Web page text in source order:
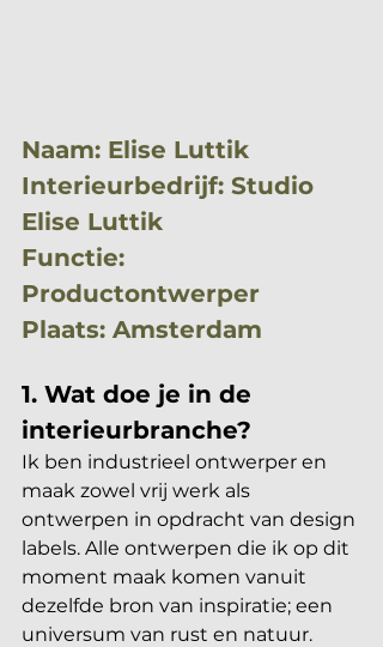
Naam: Elise Luttik
Interieurbedrijf: Studio
Elise Luttik
Functie:
Productontwerper
Plaats: Amsterdam
1. Wat doe je in de
interieurbranche?
Ik ben industrieel ontwerper en
maak zowel vrij werk als
ontwerpen in opdracht van design
labels. Alle ontwerpen die ik op dit
moment maak komen vanuit
dezelfde bron van inspiratie; een
universum van rust en natuur.